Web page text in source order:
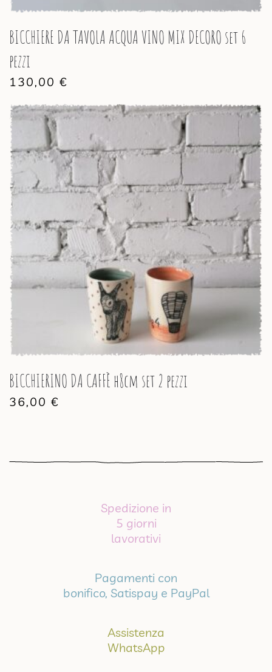
BICCHIERE DA TAVOLA ACQUA VINO MIX DECORO set 6
pezzi
130,00 €
BICCHIERINO DA CAFFÈ h8cm set 2 pezzi
36,00 €
Spedizione in
5 giorni
lavorativi
Pagamenti con
bonifico, Satispay e PayPal
Assistenza
WhatsApp